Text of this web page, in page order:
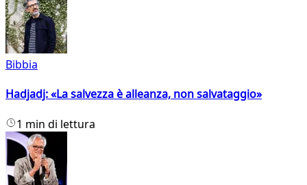
Bibbia
Hadjadj: «La salvezza è alleanza, non salvataggio»
1 min di lettura